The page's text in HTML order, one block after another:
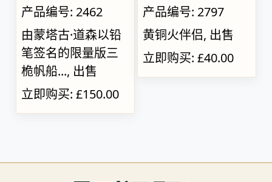
产品编号: 2462
由蒙塔古·道森以铅
笔签名的限量版三
桅帆船..., 出售
立即购买: £150.00
产品编号: 2797
黄铜火伴侣, 出售
立即购买: £40.00